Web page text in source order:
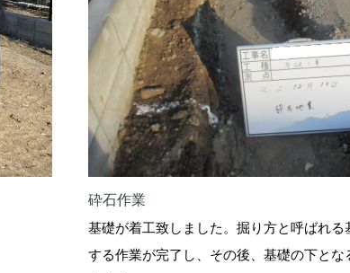
砕石作業
基礎が着工致しました。掘り方と呼ばれる
する作業が完了し、その後、基礎の下と